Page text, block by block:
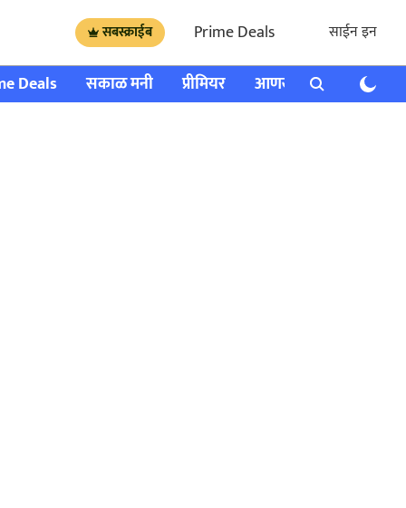
सबस्क्राईब Prime Deals साईन इन
Deals सकाळ मनी प्रीमियर आणखी राशी भविष्य